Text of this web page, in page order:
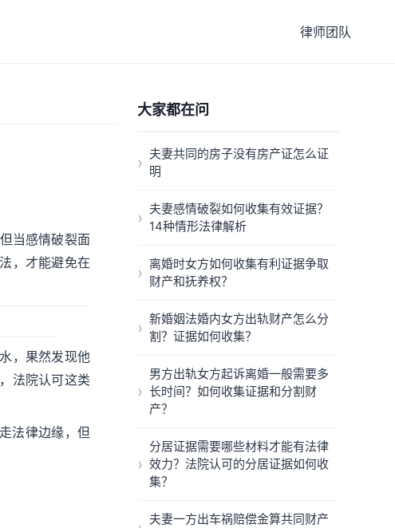
律师团队
当感情破裂面
，才能避免在
，果然发现他
法院认可这类
法律边缘，但
大家都在问
夫妻共同的房子没有房产证怎么证
明
夫妻感情破裂如何收集有效证据？
14种情形法律解析
离婚时女方如何收集有利证据争取
财产和抚养权？
新婚姻法婚内女方出轨财产怎么分
割？证据如何收集？
男方出轨女方起诉离婚一般需要多
长时间？如何收集证据和分割财
产？
分居证据需要哪些材料才能有法律
效力？法院认可的分居证据如何收
集？
夫妻一方出车祸赔偿金算共同财产